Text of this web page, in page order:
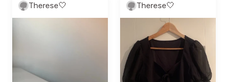
Therese🤍 Therese🤍